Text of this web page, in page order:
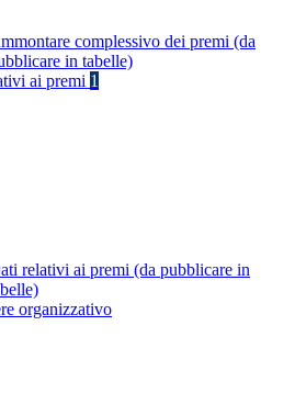
complessivo dei premi (da
in tabelle)
ai premi 1
relativi ai premi (da pubblicare in
organizzativo